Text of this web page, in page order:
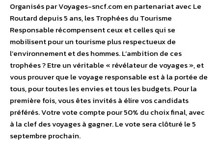
Organisés par Voyages-sncf.com en partenariat avec Le
Routard depuis 5 ans, les Trophées du Tourisme
Responsable récompensent ceux et celles qui se
mobilisent pour un tourisme plus respectueux de
l’environnement et des hommes. L’ambition de ces
trophées ? Etre un véritable « révélateur de voyages », et
vous prouver que le voyage responsable est à la portée de
tous, pour toutes les envies et tous les budgets. Pour la
première fois, vous êtes invités à élire vos candidats
préférés. Votre vote compte pour 50% du choix final, avec
à la clef des voyages à gagner. Le vote sera clôturé le 5
septembre prochain.